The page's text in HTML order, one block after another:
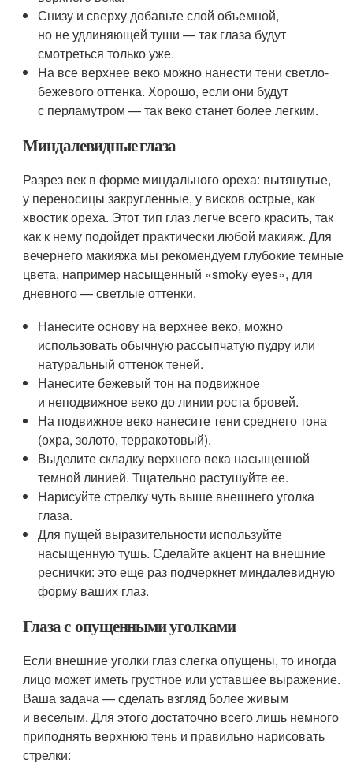
Снизу и сверху добавьте слой объемной,
но не удлиняющей туши — так глаза будут
смотреться только уже.
На все верхнее веко можно нанести тени светло-
бежевого оттенка. Хорошо, если они будут
с перламутром — так веко станет более легким.
Миндалевидные глаза
Разрез век в форме миндального ореха: вытянутые,
у переносицы закругленные, у висков острые, как
хвостик ореха. Этот тип глаз легче всего красить, так
как к нему подойдет практически любой макияж. Для
вечернего макияжа мы рекомендуем глубокие темные
цвета, например насыщенный «smoky eyes», для
дневного — светлые оттенки.
Нанесите основу на верхнее веко, можно
использовать обычную рассыпчатую пудру или
натуральный оттенок теней.
Нанесите бежевый тон на подвижное
и неподвижное веко до линии роста бровей.
На подвижное веко нанесите тени среднего тона
(охра, золото, терракотовый).
Выделите складку верхнего века насыщенной
темной линией. Тщательно растушуйте ее.
Нарисуйте стрелку чуть выше внешнего уголка
глаза.
Для пущей выразительности используйте
насыщенную тушь. Сделайте акцент на внешние
реснички: это еще раз подчеркнет миндалевидную
форму ваших глаз.
Глаза с опущенными уголками
Если внешние уголки глаз слегка опущены, то иногда
лицо может иметь грустное или уставшее выражение.
Ваша задача — сделать взгляд более живым
и веселым. Для этого достаточно всего лишь немного
приподнять верхнюю тень и правильно нарисовать
стрелки: